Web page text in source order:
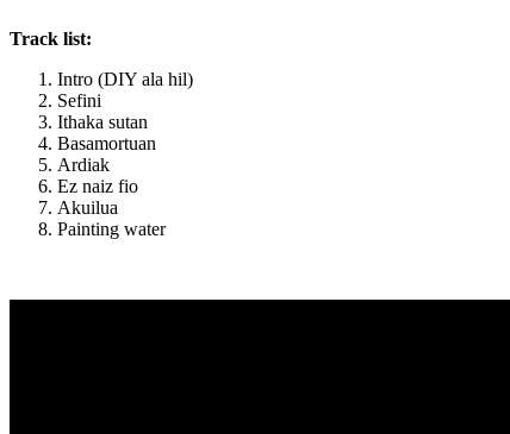
Track list:
Intro (DIY ala hil)
Sefini
Ithaka sutan
Basamortuan
Ardiak
Ez naiz fio
Akuilua
Painting water